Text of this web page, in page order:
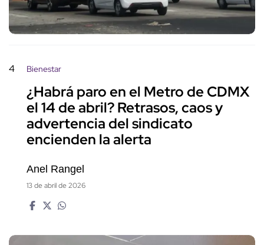
4 Bienestar
¿Habrá paro en el Metro de CDMX
el 14 de abril? Retrasos, caos y
advertencia del sindicato
encienden la alerta
Anel Rangel
13 de abril de 2026